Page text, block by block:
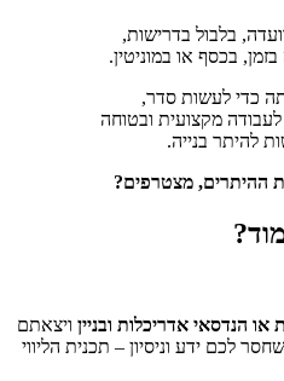
בלבול בדרישות,
בכסף או במוניטין.
כדי לעשות סדר,
מקצועית ובטוחה
להיתר בנייה.
ההיתרים, מצטרפים?
או הנדסאי אדריכלות ובניין ויצאתם
לכם ידע וניסיון – תכנית הליווי